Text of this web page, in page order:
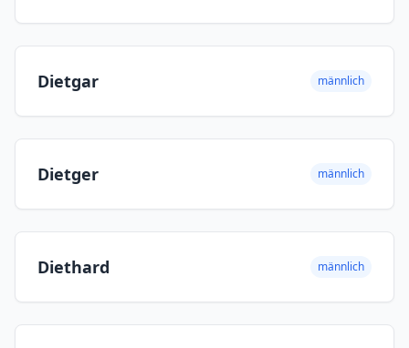
Dietgar männlich
Dietger männlich
Diethard männlich